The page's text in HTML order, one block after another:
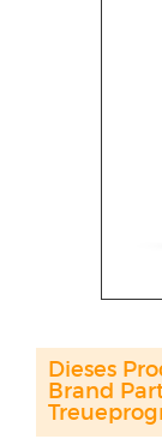
Dieses
Brand